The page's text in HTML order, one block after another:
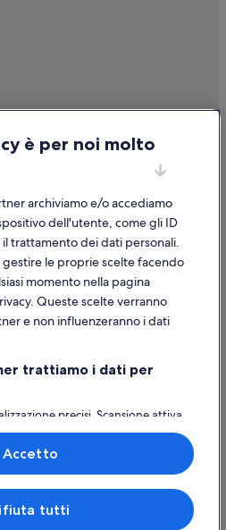
dei contenuti
di un hotel o una casa vacanze
di Expedia Group. Tutti i diritti riservati.
è per noi molto
archiviamo e/o accediamo
dell'utente, come gli ID
trattamento dei dati personali.
gestire le proprie scelte facendo
momento nella pagina
Queste scelte verranno
e non influenzeranno i dati
trattiamo i dati per
precisi. Scansione attiva
ai fini
informazioni su dispositivo
e contenuti personalizzati,
dei contenuti e degli
sviluppo di servizi.
tutti
Accetto